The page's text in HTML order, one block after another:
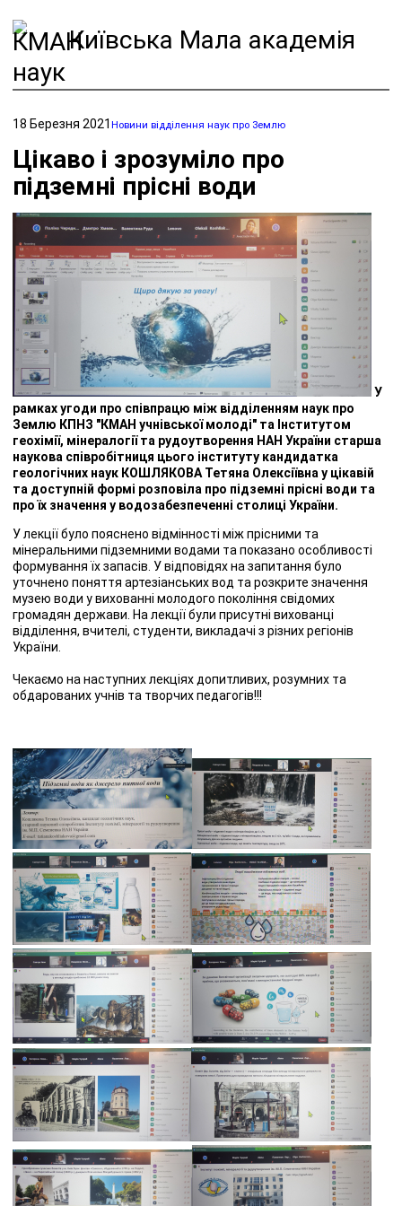
Київська Мала академія
наук
18 Березня 2021 Новини відділення наук про Землю
Цікаво і зрозуміло про
підземні прісні води
У
рамках угоди про співпрацю між відділенням наук про
Землю КПНЗ "КМАН учнівської молоді" та Інститутом
геохімії, мінералогії та рудоутворення НАН України старша
наукова співробітниця цього інституту кандидатка
геологічних наук КОШЛЯКОВА Тетяна Олексіївна у цікавій
та доступній формі розповіла про підземні прісні води та
про їх значення у водозабезпеченні столиці України.
У лекції було пояснено відмінності між прісними та
мінеральними підземними водами та показано особливості
формування їх запасів. У відповідях на запитання було
уточнено поняття артезіанських вод та розкрите значення
музею води у вихованні молодого покоління свідомих
громадян держави. На лекції були присутні вихованці
відділення, вчителі, студенти, викладачі з різних регіонів
України.
Чекаємо на наступних лекціях допитливих, розумних та
обдарованих учнів та творчих педагогів!!!